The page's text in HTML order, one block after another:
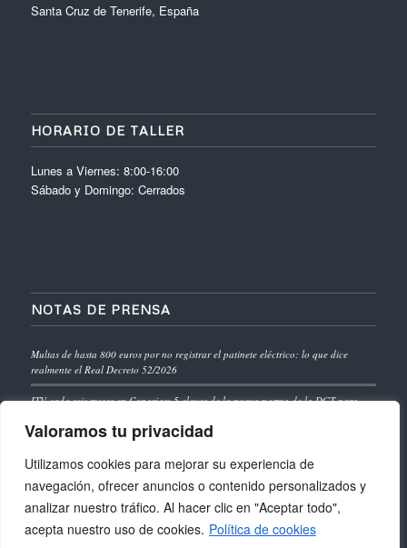
Valoramos tu privacidad
Utilizamos cookies para mejorar su experiencia de
navegación, ofrecer anuncios o contenido personalizados y
analizar nuestro tráfico. Al hacer clic en "Aceptar todo",
acepta nuestro uso de cookies. Política de cookies
Santa Cruz de Tenerife, España
HORARIO DE TALLER
Lunes a Viernes: 8:00-16:00
Sábado y Domingo: Cerrados
NOTAS DE PRENSA
Multas de hasta 800 euros por no registrar el patinete eléctrico: lo que dice
realmente el Real Decreto 52/2026
ITV cada seis meses en Canarias: 5 claves de la nueva norma de la DGT para
conductores de Canarias